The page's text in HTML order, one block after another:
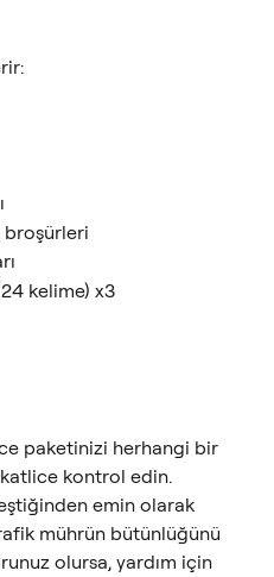
broşürleri
kelime) x3
paketinizi herhangi bir
kontrol edin.
emin olarak
mührün bütünlüğünü
olursa, yardım için